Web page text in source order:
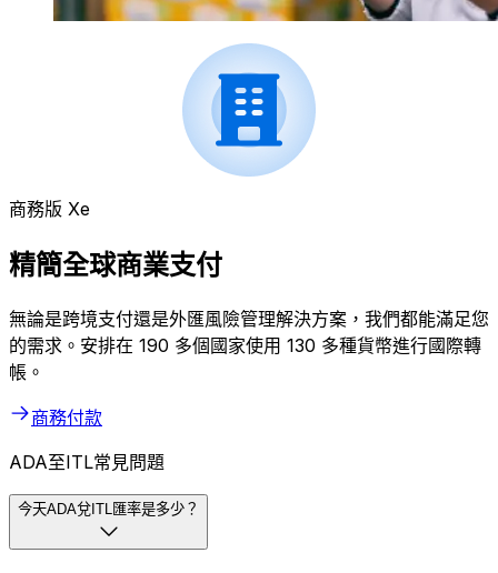
商務版 Xe
精簡全球商業支付
無論是跨境支付還是外匯風險管理解決方案，我們都能滿足您
的需求。安排在 190 多個國家使用 130 多種貨幣進行國際轉
帳。
商務付款
ADA至ITL常見問題
今天ADA兌ITL匯率是多少？